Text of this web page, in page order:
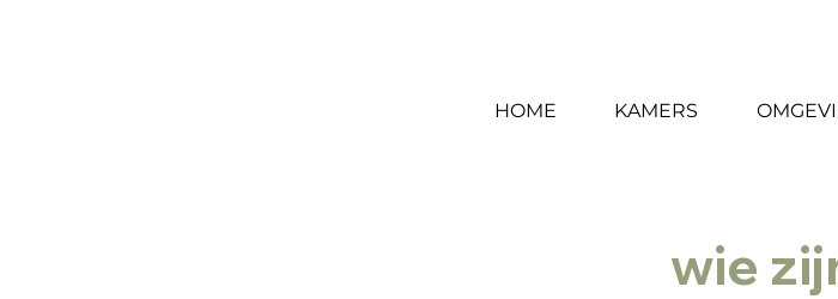
HOME KAMERS
wie